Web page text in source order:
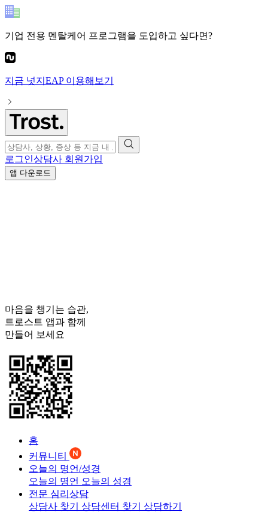
기업 전용 멘탈케어 프로그램을 도입하고 싶다면?
지금 넛지EAP이용해보기
로그인상담사 회원가입
앱 다운로드
마음을 챙기는 습관,
트로스트 앱과 함께
만들어 보세요
홈
커뮤니티
오늘의 명언/성경
오늘의 명언 오늘의 성경
전문 심리상담
상담사 찾기 상담센터 찾기 상담하기